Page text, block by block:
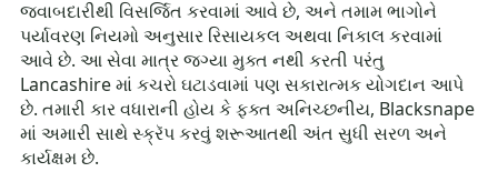
જવાબદારીથી વિસર્જિત કરવામાં આવે છે, અને તમામ ભાગોને
પર્યાવરણ નિયમો અનુસાર રિસાયકલ અથવા નિકાલ કરવામાં
આવે છે. આ સેવા માત્ર જગ્યા મુક્ત નથી કરતી પરંતુ
Lancashire માં કચરો ઘટાડવામાં પણ સકારાત્મક યોગદાન આપે
છે. તમારી કાર વધારાની હોય કે ફક્ત અનિચ્છનીય, Blacksnape
માં અમારી સાથે સ્ક્રૅપ કરવું શરૂઆતથી અંત સુધી સરળ અને
કાર્યક્ષમ છે.